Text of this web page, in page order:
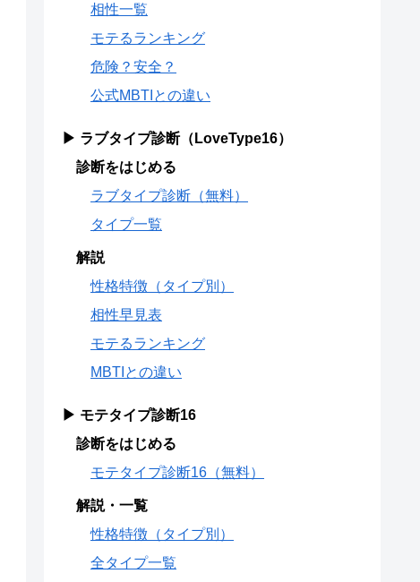
相性一覧
モテるランキング
危険？安全？
公式MBTIとの違い
▶ ラブタイプ診断（LoveType16）
診断をはじめる
ラブタイプ診断（無料）
タイプ一覧
解説
性格特徴（タイプ別）
相性早見表
モテるランキング
MBTIとの違い
▶ モテタイプ診断16
診断をはじめる
モテタイプ診断16（無料）
解説・一覧
性格特徴（タイプ別）
全タイプ一覧